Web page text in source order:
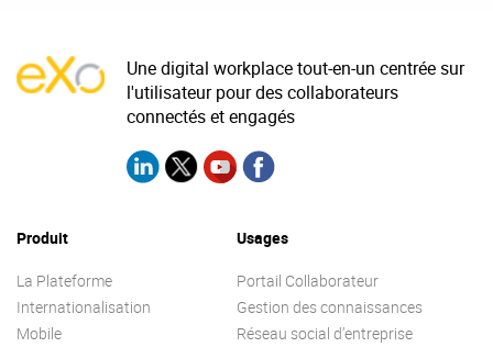
Une digital workplace tout-en-un centrée sur
l'utilisateur pour des collaborateurs
connectés et engagés
Produit
La Plateforme
Internationalisation
Mobile
Usages
Portail Collaborateur
Gestion des connaissances
Réseau social d’entreprise